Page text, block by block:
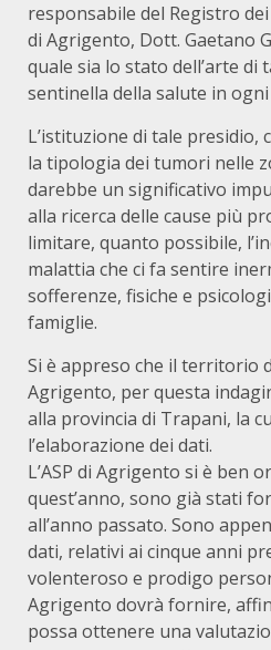
responsabile del Registro
di Agrigento, Dott. Gaetano
quale sia lo stato dell’arte
sentinella della salute in
L’istituzione di tale presidio,
la tipologia dei tumori nelle
darebbe un significativo
alla ricerca delle cause più
limitare, quanto possibile,
malattia che ci fa sentire
sofferenze, fisiche e
famiglie.
Si è appreso che il territorio
Agrigento, per questa
alla provincia di Trapani, la
l’elaborazione dei dati.
L’ASP di Agrigento si è ben
quest’anno, sono già stati
all’anno passato. Sono
dati, relativi ai cinque anni
volenteroso e prodigo
Agrigento dovrà fornire,
possa ottenere una